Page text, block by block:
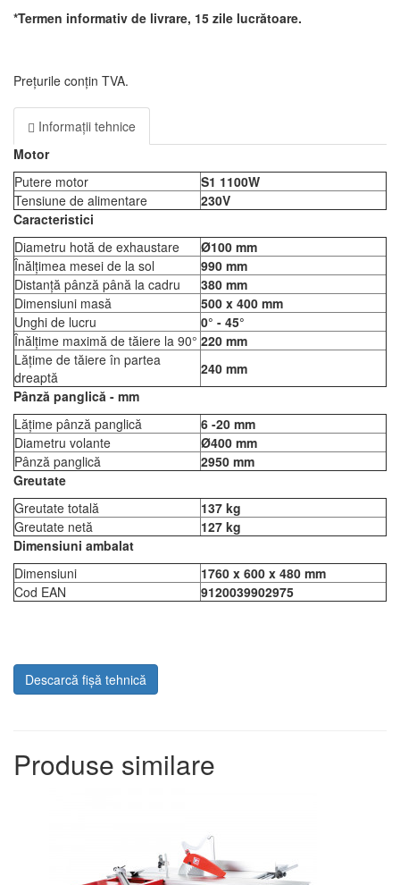
*Termen informativ de livrare, 15 zile lucrătoare.
Prețurile conțin TVA.
Informații tehnice
Motor
Putere motor
S1 1100W
Tensiune de alimentare
230V
Caracteristici
Diametru hotă de exhaustare
Ø100 mm
Înălțimea mesei de la sol
990 mm
Distanță pânză până la cadru
380 mm
Dimensiuni masă
500 x 400 mm
Unghi de lucru
0° - 45°
Înălțime maximă de tăiere la 90° 220 mm
Lățime de tăiere în partea
dreaptă
240 mm
Pânză panglică - mm
Lățime pânză panglică
6 -20 mm
Diametru volante
Ø400 mm
Pânză panglică
2950 mm
Greutate
Greutate totală
137 kg
Greutate netă
127 kg
Dimensiuni ambalat
Dimensiuni
1760 x 600 x 480 mm
Cod EAN
9120039902975
Descarcă fișă tehnică
Produse similare